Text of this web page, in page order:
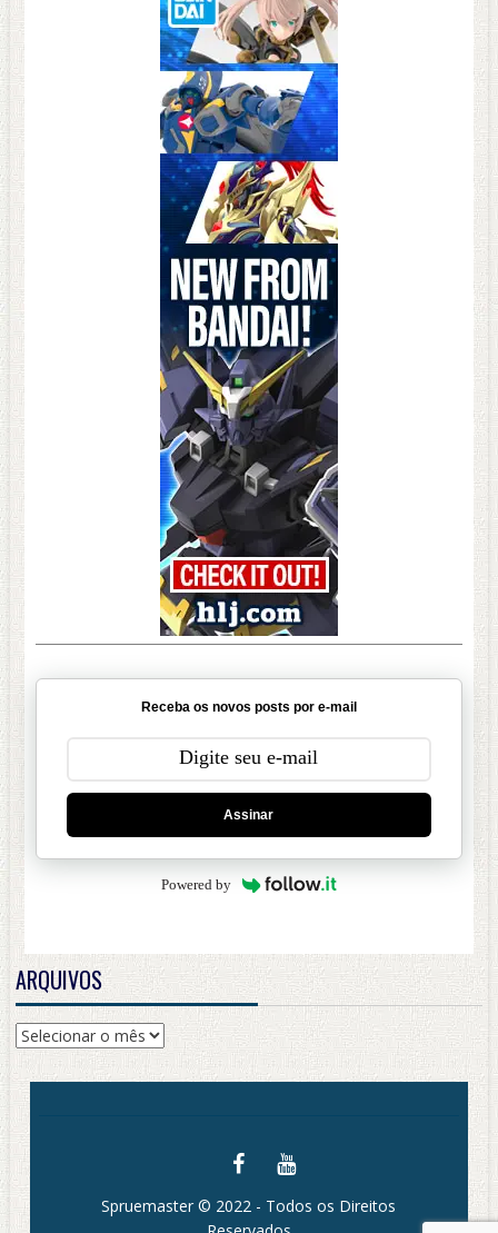
Receba os novos posts por e-mail
Assinar
Powered by
ARQUIVOS
Arquivos
Spruemaster © 2022 - Todos os Direitos